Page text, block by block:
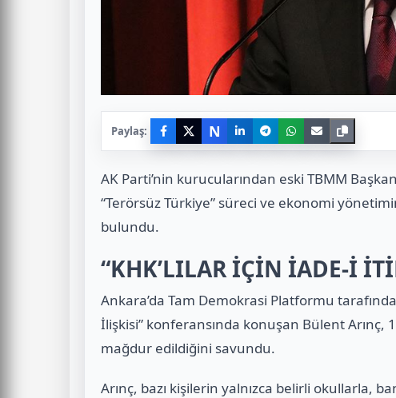
Paylaş: N
AK Parti’nin kurucularından eski TBMM
“Terörsüz Türkiye” süreci ve ekonomi
bulundu.
“KHK’LILAR İÇİN İADE-İ
Ankara’da Tam Demokrasi Platformu
İlişkisi” konferansında konuşan Bülent Arınç,
mağdur edildiğini savundu.
Arınç, bazı kişilerin yalnızca belirli okullarla,